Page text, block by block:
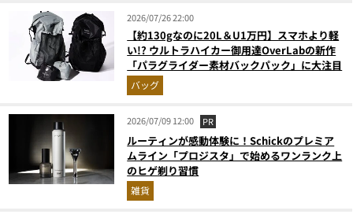
2026/07/26 22:00
【約130gなのに20L＆U1万円】スマホより軽
い!? ウルトラハイカー御用達OverLabの新作
「パラグライダー素材バックパック」に大注目
バッグ
2026/07/09 12:00 PR
ルーティンが感動体験に！Schickのプレミア
ムライン「プロジスタ」で始めるワンランク上
のヒゲ剃り習慣
雑貨